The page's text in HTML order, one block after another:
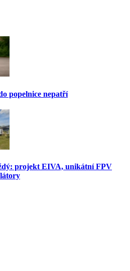
popelnice nepatří
projekt EIVA, unikátní FPV